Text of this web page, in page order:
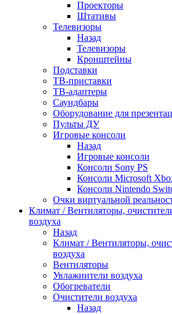
Проекторы
Штативы
Телевизоры
Назад
Телевизоры
Кронштейны
Подставки
ТВ-приставки
ТВ-адаптеры
Саундбары
Оборудование для
Пульты ДУ
Игровые консоли
Назад
Игровые консоли
Консоли Sony PS
Консоли Microsoft
Консоли Nintendo
Очки виртуальной
Климат / Вентиляторы,
воздуха
Назад
Климат / Вентиляторы,
воздуха
Вентиляторы
Увлажнители воздуха
Обогреватели
Очистители воздуха
Назад